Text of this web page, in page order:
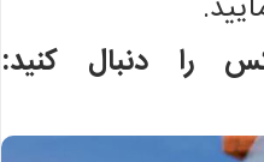
را دنبال کنید: